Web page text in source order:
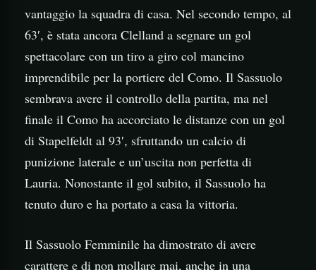
vantaggio la squadra di casa. Nel secondo tempo, al
63′, è stata ancora Clelland a segnare un gol
spettacolare con un tiro a giro col mancino
imprendibile per la portiere del Como. Il Sassuolo
sembrava avere il controllo della partita, ma nel
finale il Como ha accorciato le distanze con un gol
di Stapelfeldt al 93′, sfruttando un calcio di
punizione laterale e un’uscita non perfetta di
Lauria. Nonostante il gol subito, il Sassuolo ha
tenuto duro e ha portato a casa la vittoria.
Il Sassuolo Femminile ha dimostrato di avere
carattere e di non mollare mai, anche in una